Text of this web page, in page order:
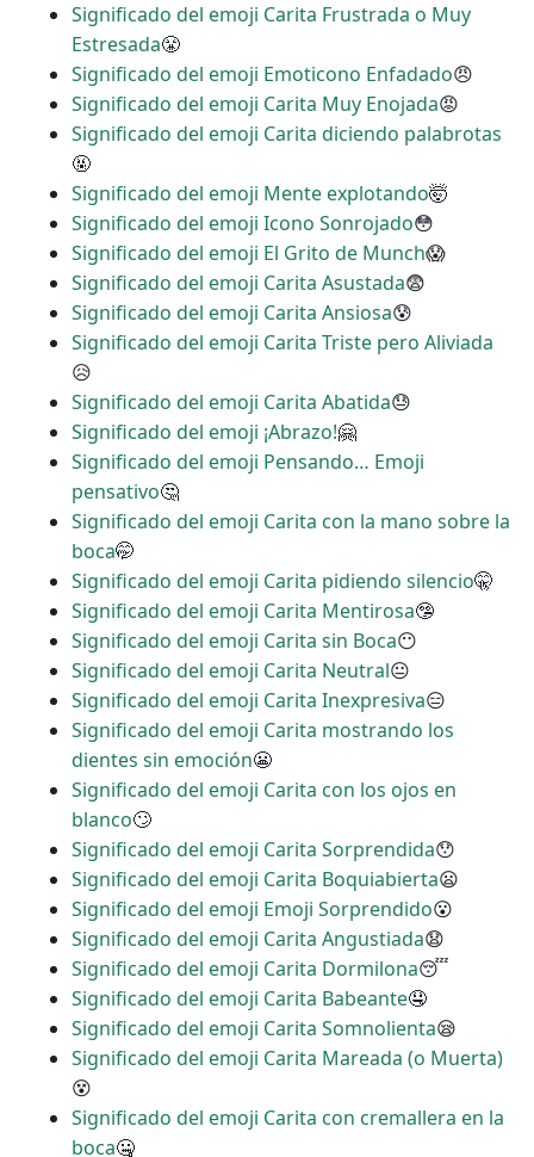
Significado del emoji Carita Frustrada o Muy
Estresada😤
Significado del emoji Emoticono Enfadado😠
Significado del emoji Carita Muy Enojada😡
Significado del emoji Carita diciendo palabrotas
🤬
Significado del emoji Mente explotando🤯
Significado del emoji Icono Sonrojado😳
Significado del emoji El Grito de Munch😱
Significado del emoji Carita Asustada😨
Significado del emoji Carita Ansiosa😰
Significado del emoji Carita Triste pero Aliviada
😥
Significado del emoji Carita Abatida😓
Significado del emoji ¡Abrazo!🤗
Significado del emoji Pensando… Emoji
pensativo🤔
Significado del emoji Carita con la mano sobre la
boca🤭
Significado del emoji Carita pidiendo silencio🤫
Significado del emoji Carita Mentirosa🤥
Significado del emoji Carita sin Boca😶
Significado del emoji Carita Neutral😐
Significado del emoji Carita Inexpresiva😑
Significado del emoji Carita mostrando los
dientes sin emoción😬
Significado del emoji Carita con los ojos en
blanco🙄
Significado del emoji Carita Sorprendida😯
Significado del emoji Carita Boquiabierta😦
Significado del emoji Emoji Sorprendido😮
Significado del emoji Carita Angustiada😧
Significado del emoji Carita Dormilona😴
Significado del emoji Carita Babeante🤤
Significado del emoji Carita Somnolienta😪
Significado del emoji Carita Mareada (o Muerta)
😵
Significado del emoji Carita con cremallera en la
boca🤐